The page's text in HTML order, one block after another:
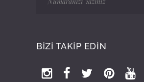
BİZİ TAKİP EDİN